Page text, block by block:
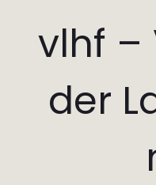
vlhf –
der